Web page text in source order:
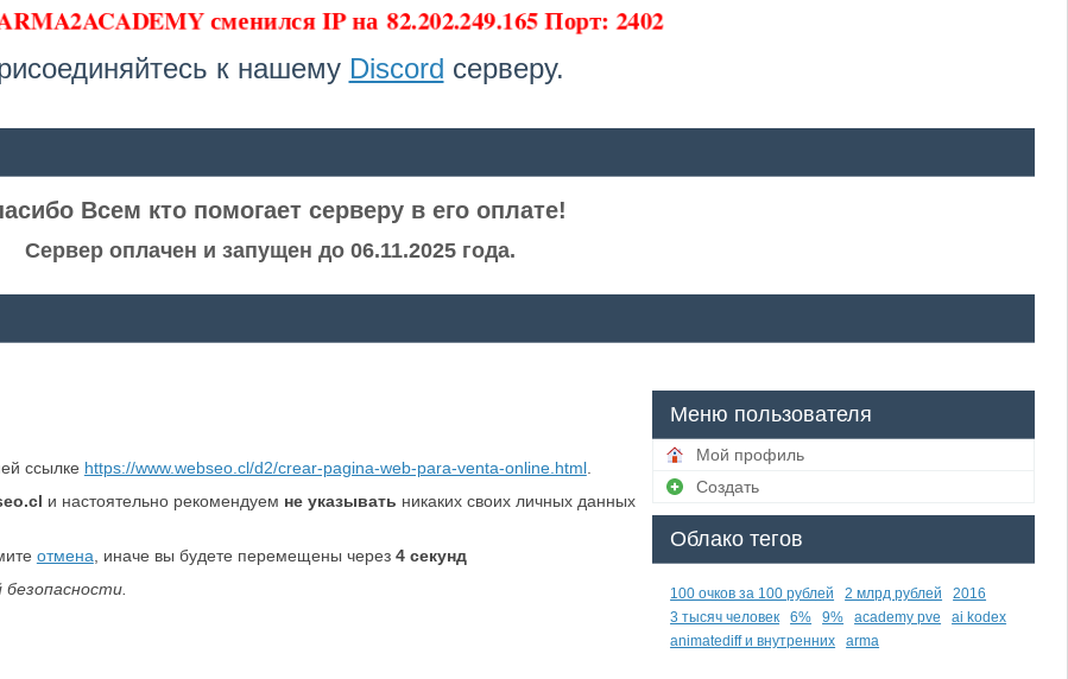
сменился IP на82.202.249.165 Порт: 2402
к нашему Discord серверу.
Всем кто помогает серверу в его оплате!
Сервер оплачен и запущен до 06.11.2025 года.
ссылке https://www.webseo.cl/d2/crear-pagina-web-para-venta-online.html.
и настоятельно рекомендуем не указывать никаких своих личных данных
отмена , иначе вы будете перемещены через 4секунд
Меню пользователя
Мой профиль
Создать
Облако тегов
100 очков за 100 рублей 2 млрд рублей
2016
3 тысяч человек
6% 9% academy pve
ai kodex
animatediff и внутренних
arma